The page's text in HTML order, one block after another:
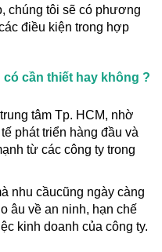
chúng tôi sẽ có phương
điều kiện trong hợp
cần thiết hay không ?
tâm Tp. HCM, nhờ
phát triển hàng đầu và
từ các công ty trong
nhu cầucũng ngày càng
âu về an ninh, hạn chế
kinh doanh của công ty.